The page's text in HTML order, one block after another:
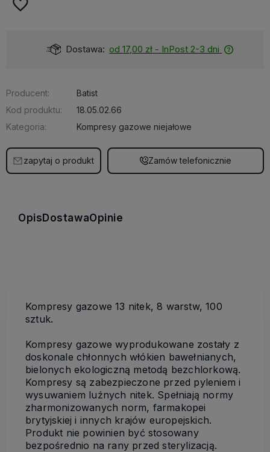
Dostawa: od 17,00 zł - InPost 2-3 dni
Producent:
Batist
Kod produktu:
18.05.02.66
Kategoria:
Kompresy gazowe niejałowe
zapytaj o produkt Zamów telefonicznie
Opis DostawaOpinie
Kompresy gazowe 13 nitek, 8 warstw, 100
sztuk.
Kompresy gazowe wyprodukowane zostały z
doskonale chłonnych włókien bawełnianych,
bielonych ekologiczną metodą bezchlorkową.
Kompresy są zabezpieczone przed pyleniem i
wysuwaniem luźnych nitek. Spełniają normy
zharmonizowanych norm, farmakopei
brytyjskiej i innych krajów europejskich.
Produkt nie powinien być stosowany
bezpośrednio na rany przed sterylizacją.